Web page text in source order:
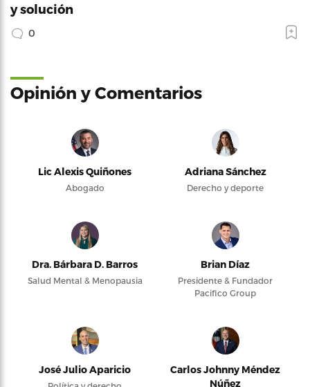
y solución
0
Opinión y Comentarios
Lic Alexis Quiñones
Abogado
Adriana Sánchez
Derecho y deporte
Dra. Bárbara D. Barros
Salud Mental & Menopausia
Brian Díaz
Presidente & Fundador
Pacifico Group
José Julio Aparicio
Carlos Johnny Méndez
Núñez